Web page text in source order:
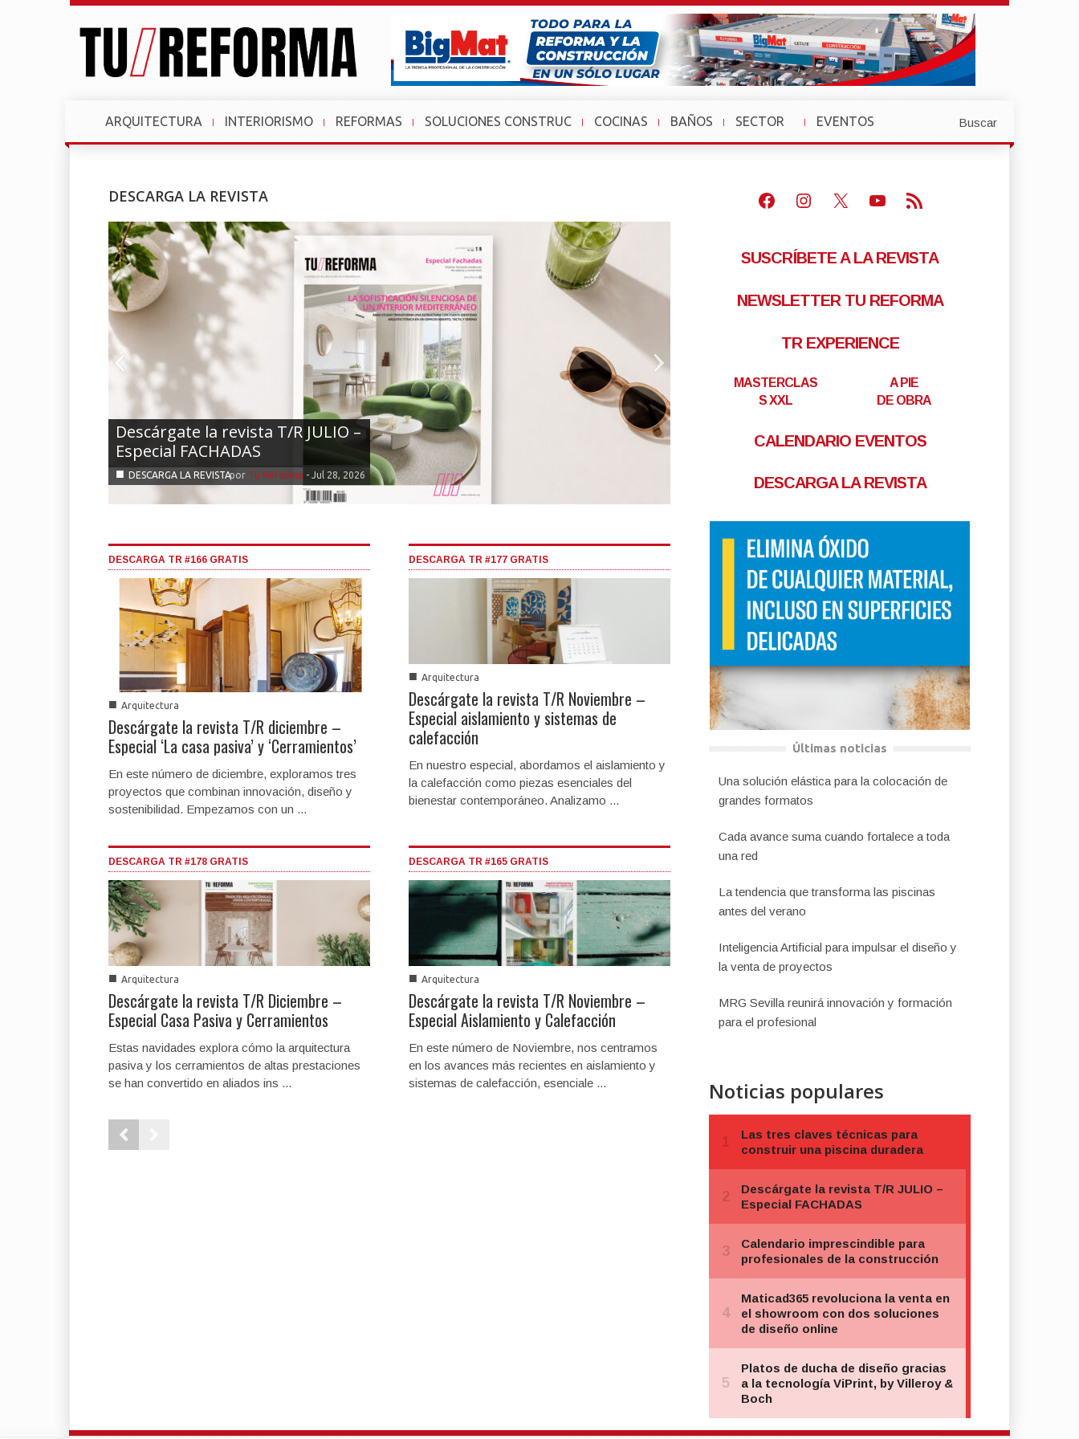
ARQUITECTURA INTERIORISMO REFORMAS SOLUCIONES CONSTRUC COCINAS BAÑOS
SECTOR
»
EVENTOS
»
Buscar
DESCARGA LA REVISTA
Descárgate la revista T/R JULIO –
Especial FACHADAS
por Tu Reforma - Jul 28, 2026
■ DESCARGA LA REVISTA
Descárgate la revista T/R JUNIO
– Especial COCINAS
por Tu Reforma- Jun 25, 2026
DESCARGA LA REVISTA
DESCARGA TR #166 GRATIS
■ Arquitectura
Descárgate la revista T/R diciembre –
Especial ‘La casa pasiva’ y ‘Cerramientos’
En este número de diciembre, exploramos tres
proyectos que combinan innovación, diseño y
sostenibilidad. Empezamos con un ...
DESCARGA TR #177 GRATIS
■ Arquitectura
Descárgate la revista T/R Noviembre –
Especial aislamiento y sistemas de
calefacción
En nuestro especial, abordamos el aislamiento y
la calefacción como piezas esenciales del
bienestar contemporáneo. Analizamo ...
DESCARGA TR #178 GRATIS
■ Arquitectura
Descárgate la revista T/R Diciembre –
Especial Casa Pasiva y Cerramientos
Estas navidades explora cómo la arquitectura
pasiva y los cerramientos de altas prestaciones
se han convertido en aliados ins ...
DESCARGA TR #165 GRATIS
■ Arquitectura
Descárgate la revista T/R Noviembre –
Especial Aislamiento y Calefacción
En este número de Noviembre, nos centramos
en los avances más recientes en aislamiento y
sistemas de calefacción, esenciale ...
Facebook
Instagram
X Youtube
Feed RSS
SUSCRÍBETE A LA REVISTA
NEWSLETTER TU REFORMA
TR EXPERIENCE
MASTERCLAS
S XXL
A PIE
DE OBRA
CALENDARIO EVENTOS
DESCARGA LA REVISTA
Últimas noticias
Una solución elástica para la colocación de
grandes formatos
Cada avance suma cuando fortalece a toda
una red
La tendencia que transforma las piscinas
antes del verano
Inteligencia Artificial para impulsar el diseño y
la venta de proyectos
MRG Sevilla reunirá innovación y formación
para el profesional
Noticias populares